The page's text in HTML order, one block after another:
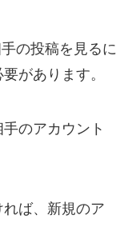
の投稿を見るに
があります。
のアカウント
ば、新規のア